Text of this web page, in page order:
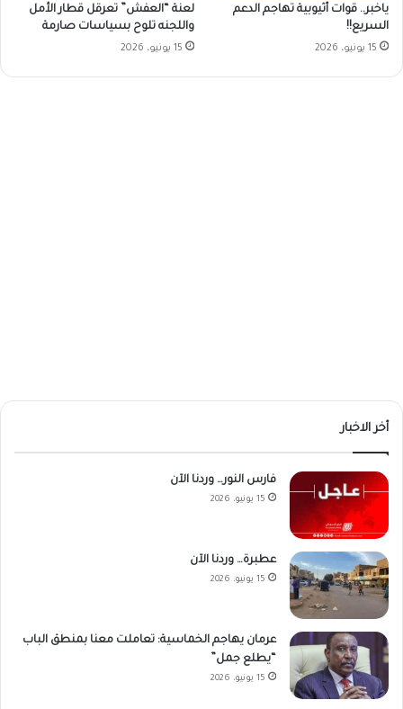
ياخبر.. قوات أثيوبية تهاجم الدعم
السريع!!
15 يونيو، 2026
لعنة “العفش” تعرقل قطار الأمل
واللجنه تلوح بسياسات صارمة
15 يونيو، 2026
أخر الاخبار
فارس النور… وردنا الآن
15 يونيو، 2026
عطبرة… وردنا الآن
15 يونيو، 2026
عرمان يهاجم الخماسية: تعاملت معنا بمنطق الباب
“يطلع جمل”
15 يونيو، 2026